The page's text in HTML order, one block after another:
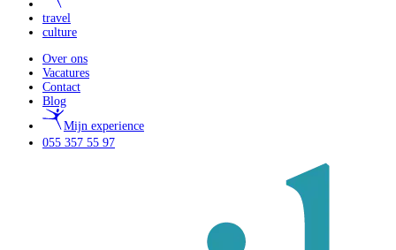
travel
culture
Over ons
Vacatures
Contact
Blog
Mijn experience
055 357 55 97